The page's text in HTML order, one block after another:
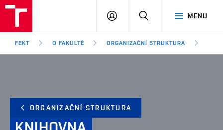
Brno
MENU
PŘIHLÁSIT
FEKT O FAKULTĚ ORGANIZAČNÍ STRUKTURA
ORGANIZAČNÍ STRUKTURA